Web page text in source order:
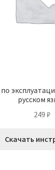
русском
249 ₽
Скачать